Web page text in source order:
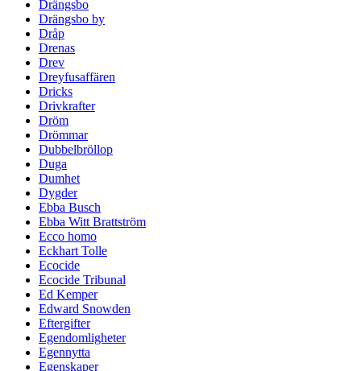
Drängsbo
Drängsbo by
Dråp
Drenas
Drev
Dreyfusaffären
Dricks
Drivkrafter
Dröm
Drömmar
Dubbelbröllop
Duga
Dumhet
Dygder
Ebba Busch
Ebba Witt Brattström
Ecco homo
Eckhart Tolle
Ecocide
Ecocide Tribunal
Ed Kemper
Edward Snowden
Eftergifter
Egendomligheter
Egennytta
Egenskaper